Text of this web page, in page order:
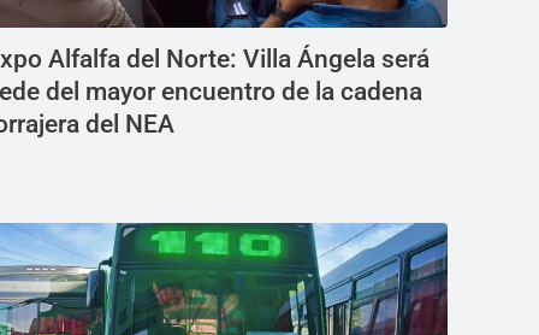
Alfalfa del Norte: Villa Ángela será
del mayor encuentro de la cadena
del NEA